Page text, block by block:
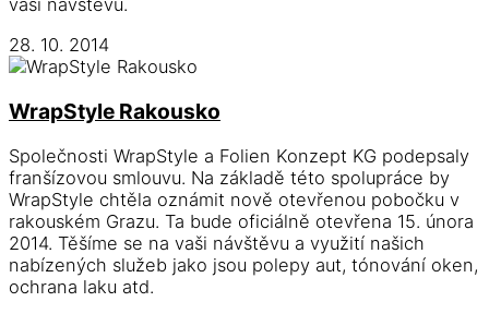
vaši návštěvu.
28. 10. 2014
WrapStyle Rakousko
Společnosti WrapStyle a Folien Konzept KG podepsaly
franšízovou smlouvu. Na základě této spolupráce by
WrapStyle chtěla oznámit nově otevřenou pobočku v
rakouském Grazu. Ta bude oficiálně otevřena 15. února
2014. Těšíme se na vaši návštěvu a využití našich
nabízených služeb jako jsou polepy aut, tónování oken,
ochrana laku atd.